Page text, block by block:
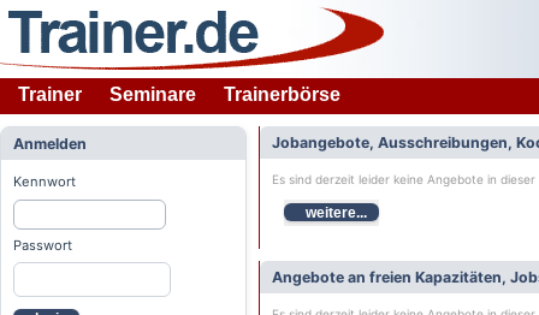
Trainer Seminare Trainerbörse
Anmelden
Kennwort
Passwort
Jobangebote, Ausschreibungen,
Es sind derzeit leider keine Angebote in
weitere...
Angebote an freien Kapazitäten,